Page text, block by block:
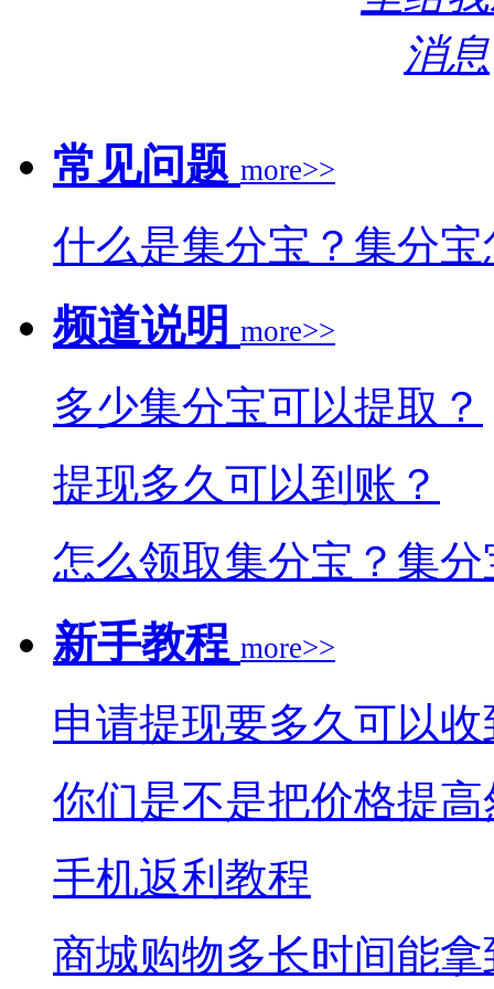
常见问题 more>>
什么是集分宝？集分
频道说明 more>>
多少集分宝可以提取？
提现多久可以到账？
怎么领取集分宝？集
新手教程 more>>
申请提现要多久可以收
你们是不是把价格提
手机返利教程
商城购物多长时间能